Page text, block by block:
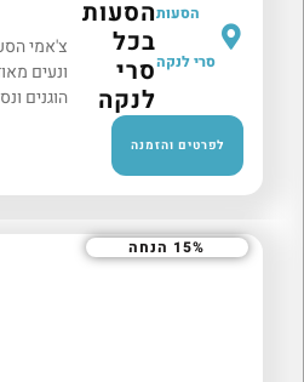
הסעות
סרי לנקה
הסעות
בכל
סרי
לנקה
צ'אמי
ונעים
הוגנים
לפרטים והזמנה
15% הנחה